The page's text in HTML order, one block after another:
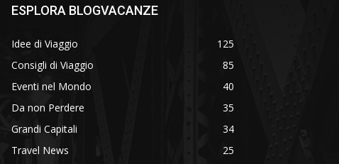
ESPLORA BLOGVACANZE
Idee di Viaggio
125
Consigli di Viaggio
85
Eventi nel Mondo
40
Da non Perdere
35
Grandi Capitali
34
Travel News
25